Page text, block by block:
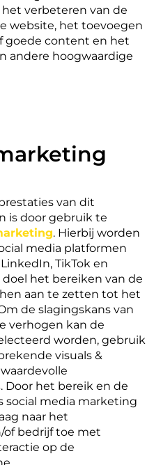
verbeteren van de
website, het toevoegen
goede content en het
andere hoogwaardige
van dit
is door gebruik te
. Hierbij worden
media platformen
TikTok en
het bereiken van de
aan te zetten tot het
de slagingskans van
verhogen kan de
worden, gebruik
visuals &
Door het bereik en de
social media marketing
naar het
bedrijf toe met
op de